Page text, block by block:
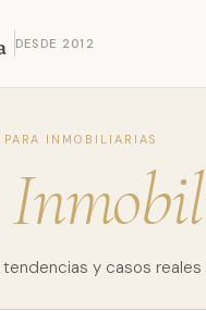
DESDE 2012
INMOBILIARIAS
y casos